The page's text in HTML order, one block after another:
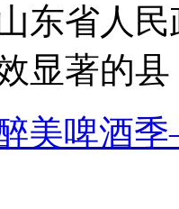
省人民
显著的
美啤酒